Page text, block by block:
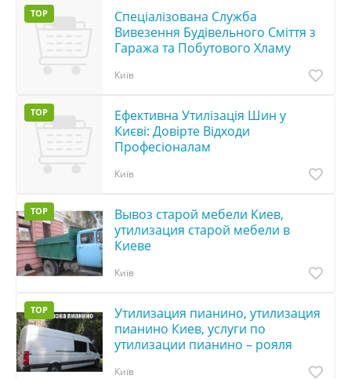
TOP
Спеціалізована Служба
Вивезення Будівельного Сміття з
Гаража та Побутового Хламу
Київ
TOP
Ефективна Утилізація Шин у
Києві: Довірте Відходи
Професіоналам
Київ
TOP
Вывоз старой мебели Киев,
утилизация старой мебели в
Киеве
Київ
TOP
Утилизация пианино, утилизация
пианино Киев, услуги по
утилизации пианино – рояля
Київ